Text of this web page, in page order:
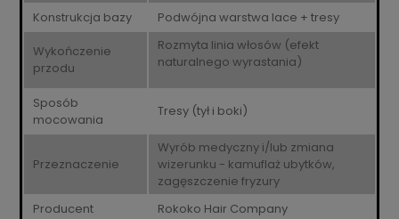
Konstrukcja bazy
Podwójna warstwa lace + tresy
Wykończenie
przodu
Rozmyta linia włosów (efekt
naturalnego wyrastania)
Sposób
mocowania
Tresy (tył i boki)
Przeznaczenie
Wyrób medyczny i/lub zmiana
wizerunku - kamuflaż ubytków,
zagęszczenie fryzury
Producent
Rokoko Hair Company